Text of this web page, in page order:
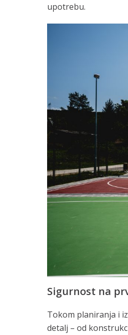
upotrebu.
Sigurnost na
Tokom planiranja i
detalj – od